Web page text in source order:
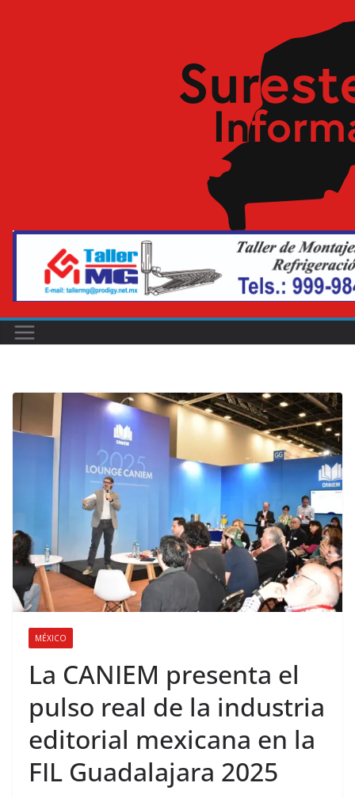
MÉXICO
La CANIEM presenta el
pulso real de la industria
editorial mexicana en la
FIL Guadalajara 2025